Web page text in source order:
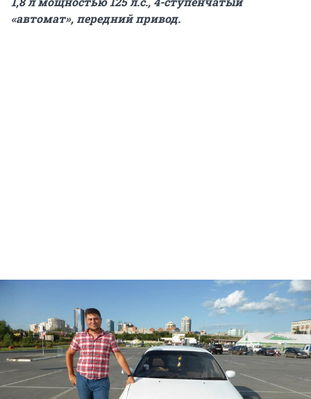
«автомат», передний привод.